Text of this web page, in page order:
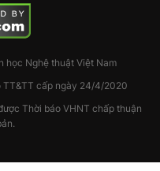
học Nghệ thuật Việt Nam
TT&TT cấp ngày 24/4/2020
Thời báo VHNT chấp thuận